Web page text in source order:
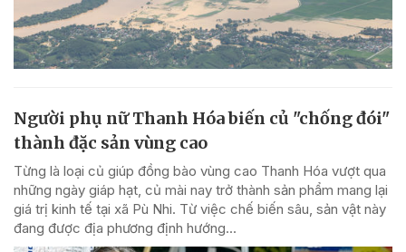
Người phụ nữ Thanh Hóa biến củ "chống đói"
thành đặc sản vùng cao
Từng là loại củ giúp đồng bào vùng cao Thanh Hóa vượt qua
những ngày giáp hạt, củ mài nay trở thành sản phẩm mang lại
giá trị kinh tế tại xã Pù Nhi. Từ việc chế biến sâu, sản vật này
đang được địa phương định hướng...